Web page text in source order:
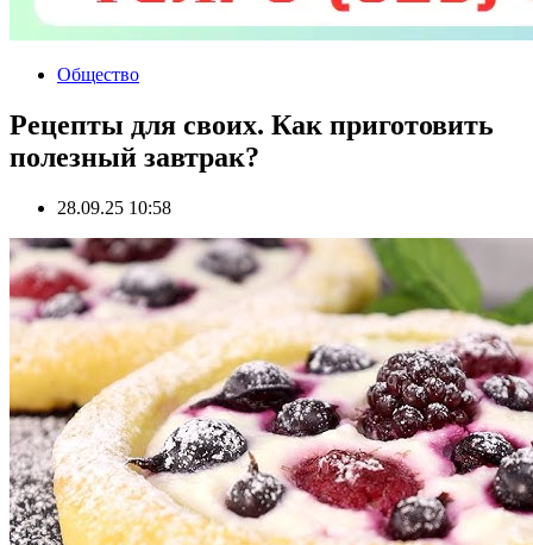
Общество
Рецепты для своих. Как приготовить
полезный завтрак?
28.09.25 10:58